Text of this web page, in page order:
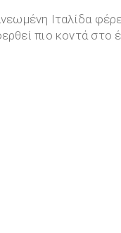
Ιταλίδα
πιο κοντά στο